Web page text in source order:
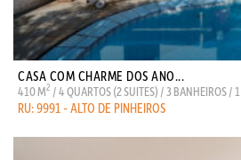
CASA COM CHARME DOS ANO...
410 M2 / 4 QUARTOS (2 SUITES) / 3 BANHEIROS /
RU: 9991 - ALTO DE PINHEIROS